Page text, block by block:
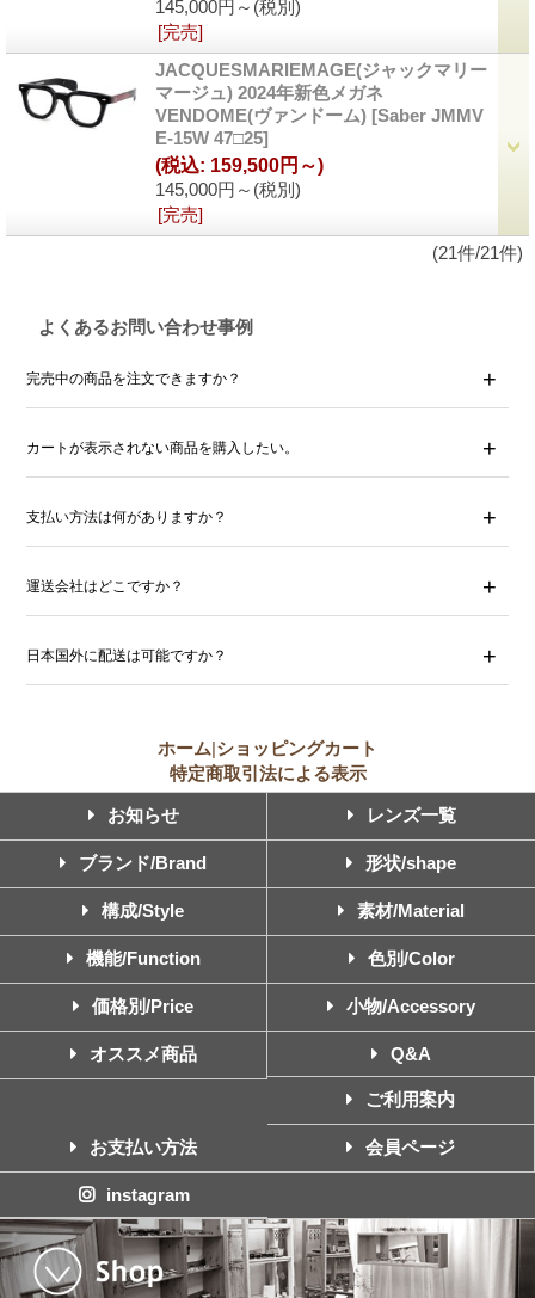
145,000円～ (税別)
[完売]
JACQUESMARIEMAGE(ジャックマリー
マージュ) 2024年新色メガネ
VENDOME(ヴァンドーム) [Saber JMMV
E-15W 47□25]
145,000円～ (税別)
(税込: 159,500円～)
[完売]
(21件/21件)
よくあるお問い合わせ事例
完売中の商品を注文できますか？
カートが表示されない商品を購入したい。
支払い方法は何がありますか？
運送会社はどこですか？
日本国外に配送は可能ですか？
ホーム|ショッピングカート
特定商取引法による表示
お知らせ レンズ一覧
ブランド/Brand 形状/shape
構成/Style 素材/Material
機能/Function 色別/Color
価格別/Price 小物/Accessory
オススメ商品 Q&A
ご利用案内
お支払い方法 会員ページ
instagram